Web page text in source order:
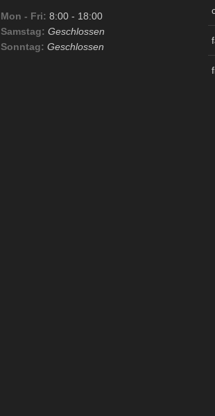
Mon - Fri: 8:00 - 18:00
Samstag: Geschlossen
Sonntag: Geschlossen